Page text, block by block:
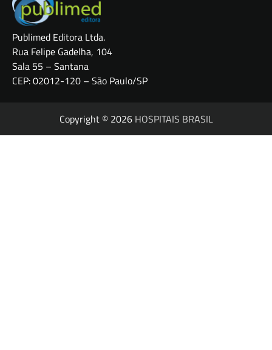
Publimed Editora Ltda.
Rua Felipe Gadelha, 104
Sala 55 – Santana
CEP: 02012-120 – São Paulo/SP
Copyright © 2026 HOSPITAIS BRASIL